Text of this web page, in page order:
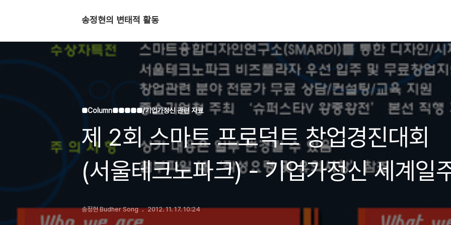
송정현의 변태적 활동
■Column■■■■■/기업가정신 관련 자료
제 2회 스마트 프로덕트 창업경진대회
(서울테크노파크) - 기업가정신 세계일
송정현 Budher Song 2012. 11. 17. 10:24